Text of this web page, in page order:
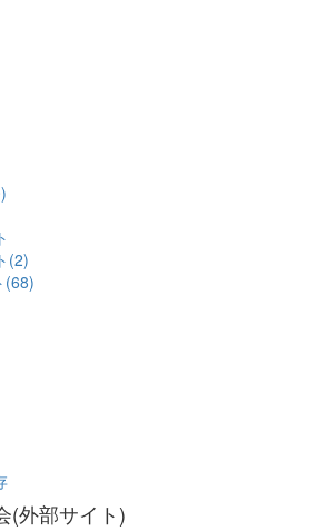
(2)
(68)
(外部サイト)